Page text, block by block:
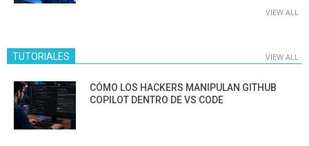
VIEW ALL
TUTORIALES VIEW ALL
CÓMO LOS HACKERS MANIPULAN GITHUB
COPILOT DENTRO DE VS CODE